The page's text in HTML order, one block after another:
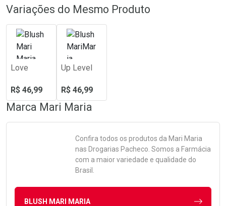
Variações do Mesmo Produto
Love
R$ 46,99
Up Level
R$ 46,99
Marca Mari Maria
Confira todos os produtos da Mari Maria
nas Drogarias Pacheco. Somos a Farmácia
com a maior variedade e qualidade do
Brasil.
BLUSH MARI MARIA